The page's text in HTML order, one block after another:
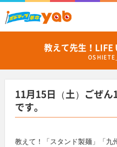
教えて先生！LIFE
11月15日（土）ごぜ
です。
教えて！「スタンド製麺」「九